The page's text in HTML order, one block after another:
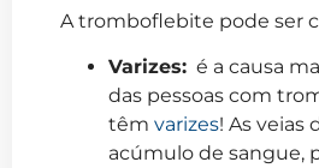
A tromboflebite pode ser
Varizes: é a causa
das pessoas com
têm varizes! As veias
acúmulo de sangue,